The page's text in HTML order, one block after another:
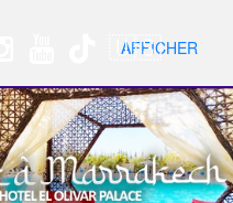
🇺🇸 Nav
AFFICHER